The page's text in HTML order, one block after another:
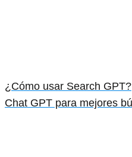
¿Cómo usar Search
Chat GPT para mejores